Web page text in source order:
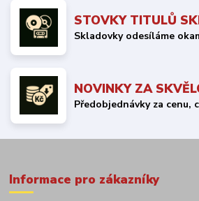
STOVKY TITULŮ
Skladovky odesíláme
NOVINKY ZA
Předobjednávky za cenu,
Informace pro zákazníky